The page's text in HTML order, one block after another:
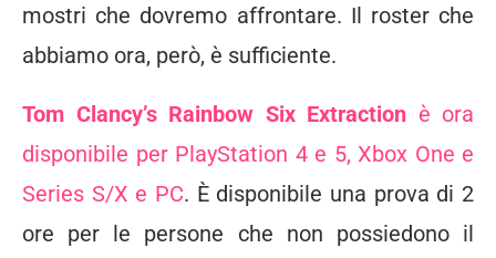
mostri che dovremo affrontare. Il roster che
abbiamo ora, però, è sufficiente.
Tom Clancy’s Rainbow Six Extraction è ora
disponibile per PlayStation 4 e 5, Xbox One e
Series S/X e PC. È disponibile una prova di 2
ore per le persone che non possiedono il